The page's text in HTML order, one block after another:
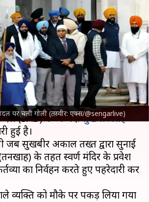
पर चली गोली (तस्वीर: एक्स/@sengarlive)
मंदिर पर पहरेदारी कर
सुखबीर सिंह
चली
09:46 am
बुधवार को पूर्व उपमुख्यमंत्री और
दल (SAD) के अध्यक्षसुखबीर सिंह
हुई है।
जब सुखबीर अकाल तख्त द्वारा सुनाई
के तहत स्वर्ण मंदिर के प्रवेश
का निर्वहन करते हुए पहरेदारी कर
व्यक्ति को मौके पर पकड़ लिया गया